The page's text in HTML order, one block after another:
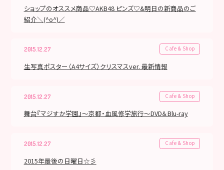
ショップのオススメ商品♡AKB48 ピンズ♡&明日の新商品のご
紹介＼(^o^)／
2015.12.27 Cafe & Shop
生写真ポスター（A4サイズ）クリスマスver. 最新情報
2015.12.27 Cafe & Shop
舞台『マジすか学園』～京都・血風修学旅行～DVD＆Blu-ray
2015.12.27 Cafe & Shop
2015年最後の日曜日☆彡